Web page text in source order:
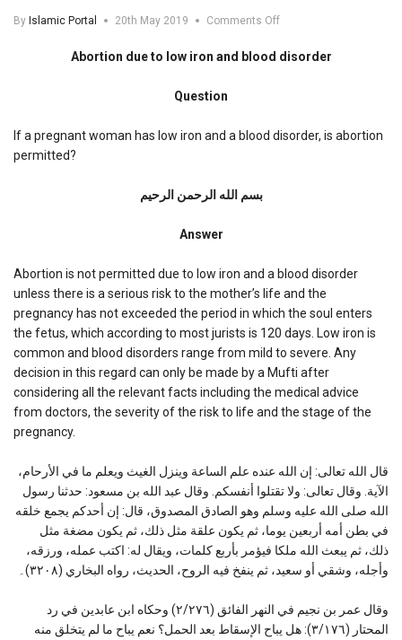
By Islamic Portal 20th May 2019 Comments Offon
due
blood
Abortion due to low iron and blood disorder
Question
If a pregnant woman has low iron and a blood disorder, is abortion
permitted?
بسم الله الرحمن الرحیم
Answer
Abortion is not permitted due to low iron and a blood disorder
unless there is a serious risk to the mother’s life and the
pregnancy has not exceeded the period in which the soul enters
the fetus, which according to most jurists is 120 days. Low iron is
common and blood disorders range from mild to severe. Any
decision in this regard can only be made by a Mufti after
considering all the relevant facts including the medical advice
from doctors, the severity of the risk to life and the stage of the
pregnancy.
قال الله تعالى: إن الله عنده علم الساعة وينزل الغيث ويعلم ما في الأرحام،
الآية. وقال تعالى: ولا تقتلوا أنفسكم. وقال عبد الله بن مسعود: حدثنا رسول
الله صلى الله عليه وسلم وهو الصادق المصدوق، قال: إن أحدكم يجمع خلقه
في بطن أمه أربعين يوما، ثم يكون علقة مثل ذلك، ثم يكون مضغة مثل
ذلك، ثم يبعث الله ملكا فيؤمر بأربع كلمات، ويقال له: اكتب عمله، ورزقه،
وأجله، وشقي أو سعيد، ثم ينفخ فيه الروح، الحديث، رواه البخاري (٣٢٠٨)۔
وقال عمر بن نجيم في النهر الفائق (٢/٢٧٦) وحكاه ابن عابدين في رد
المحتار (٣/١٧٦): هل يباح الإسقاط بعد الحمل؟ نعم يباح ما لم يتخلق منه